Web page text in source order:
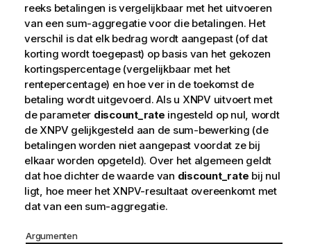
reeks betalingen is vergelijkbaar met het uitvoeren
van een sum-aggregatie voor die betalingen. Het
verschil is dat elk bedrag wordt aangepast (of dat
korting wordt toegepast) op basis van het gekozen
kortingspercentage (vergelijkbaar met het
rentepercentage) en hoe ver in de toekomst de
betaling wordt uitgevoerd. Als u XNPV uitvoert met
de parameter discount_rate ingesteld op nul, wordt
de XNPV gelijkgesteld aan de sum-bewerking (de
betalingen worden niet aangepast voordat ze bij
elkaar worden opgeteld). Over het algemeen geldt
dat hoe dichter de waarde van discount_rate bij nul
ligt, hoe meer het XNPV-resultaat overeenkomt met
dat van een sum-aggregatie.
Argumenten